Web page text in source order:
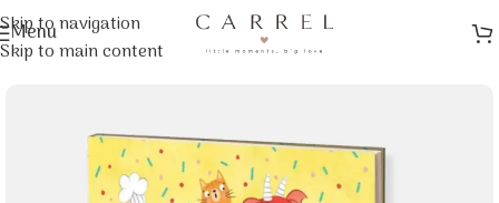
Skip to navigation
Skip to main content
Menu
Αρχική σελίδα/Βιβλία Παιδικά Βιβλία